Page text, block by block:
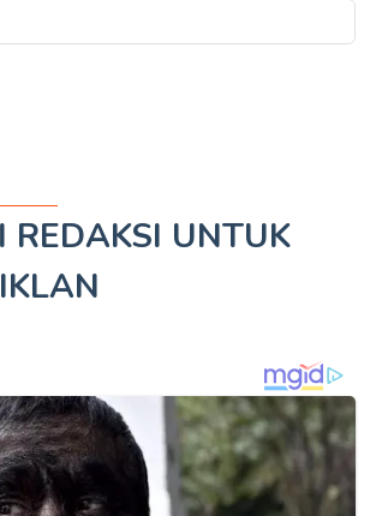
REDAKSI UNTUK